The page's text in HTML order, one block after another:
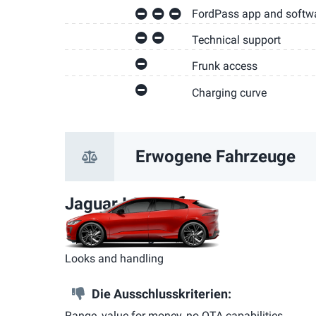
FordPass app and
Technical support
Frunk access
Charging curve
Erwogene Fahrzeuge
Jaguar I-PACE
Die Vorzüge:
Looks and handling
Die Ausschlusskriterien: